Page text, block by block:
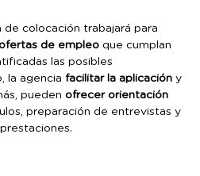
de colocación trabajará para
de empleo que cumplan
las posibles
la agencia facilitar la aplicación y
pueden ofrecer orientación
preparación de entrevistas y